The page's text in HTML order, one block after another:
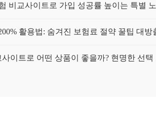
비교사이트로 가입 성공률 높이는 특별
활용법: 숨겨진 보험료 절약 꿀팁 대방
이트로 어떤 상품이 좋을까? 현명한 선택